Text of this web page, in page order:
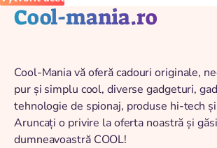
Cool-mania.ro
Cool-Mania vă oferă cadouri originale,
pur și simplu cool, diverse gadgeturi,
tehnologie de spionaj, produse hi-tech
Aruncați o privire la oferta noastră și
dumneavoastră COOL!